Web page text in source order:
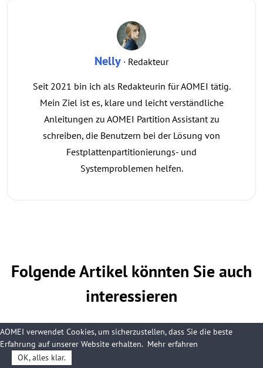
Nelly · Redakteur
Seit 2021 bin ich als Redakteurin für AOMEI tätig.
Mein Ziel ist es, klare und leicht verständliche
Anleitungen zu AOMEI Partition Assistant zu
schreiben, die Benutzern bei der Lösung von
Festplattenpartitionierungs- und
Systemproblemen helfen.
Folgende Artikel könnten Sie auch
interessieren
[5 Methoden] Windows 11-Festplatte partitionieren - So
geht's
AOMEI verwendet Cookies, um sicherzustellen, dass Sie die beste
Erfahrung auf unserer Website erhalten. Mehr erfahren
OK, alles klar.